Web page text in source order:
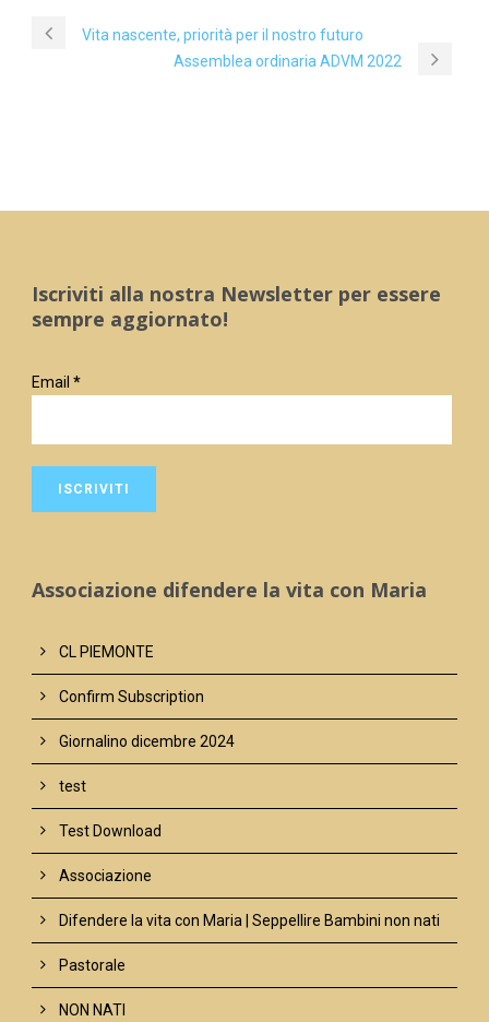
Vita nascente, priorità per il nostro futuro
Assemblea ordinaria ADVM 2022
Iscriviti alla nostra Newsletter per essere
sempre aggiornato!
Email *
Associazione difendere la vita con Maria
CL PIEMONTE
Confirm Subscription
Giornalino dicembre 2024
test
Test Download
Associazione
Difendere la vita con Maria | Seppellire Bambini non nati
Pastorale
NON NATI